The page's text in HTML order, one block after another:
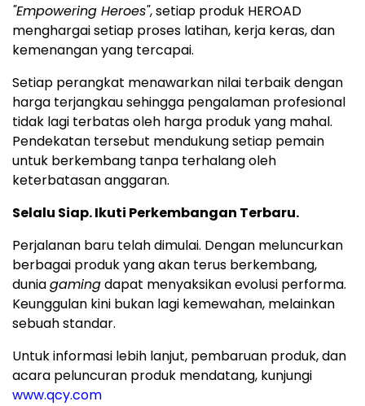
"Empowering Heroes", setiap produk HEROAD
menghargai setiap proses latihan, kerja keras, dan
kemenangan yang tercapai.
Setiap perangkat menawarkan nilai terbaik dengan
harga terjangkau sehingga pengalaman profesional
tidak lagi terbatas oleh harga produk yang mahal.
Pendekatan tersebut mendukung setiap pemain
untuk berkembang tanpa terhalang oleh
keterbatasan anggaran.
Selalu Siap. Ikuti Perkembangan Terbaru.
Perjalanan baru telah dimulai. Dengan meluncurkan
berbagai produk yang akan terus berkembang,
duniagamingdapat menyaksikan evolusi performa.
Keunggulan kini bukan lagi kemewahan, melainkan
sebuah standar.
Untuk informasi lebih lanjut, pembaruan produk, dan
acara peluncuran produk mendatang, kunjungi
www.qcy.com